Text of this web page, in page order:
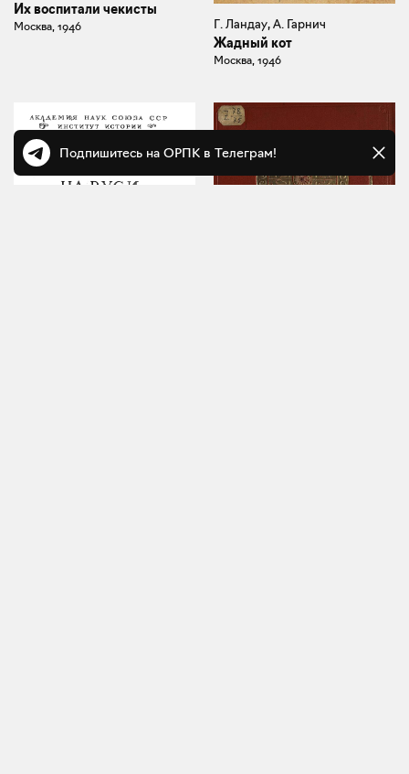
Их воспитали чекисты
Москва, 1946 Г. Ландау, А. Гарнич
Жадный кот
Москва, 1946
Подпишитесь на ОРПК в Телеграм!